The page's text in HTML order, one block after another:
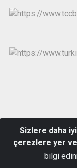
Sizlere daha
çerezlere yer
bilgi